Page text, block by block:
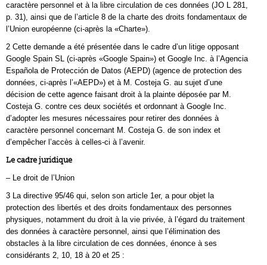
caractère personnel et à la libre circulation de ces données (JO L 281,
p. 31), ainsi que de l’article 8 de la charte des droits fondamentaux de
l’Union européenne (ci-après la «Charte»).
2 Cette demande a été présentée dans le cadre d’un litige opposant
Google Spain SL (ci-après «Google Spain») et Google Inc. à l’Agencia
Española de Protección de Datos (AEPD) (agence de protection des
données, ci-après l’«AEPD») et à M. Costeja G. au sujet d’une
décision de cette agence faisant droit à la plainte déposée par M.
Costeja G. contre ces deux sociétés et ordonnant à Google Inc.
d’adopter les mesures nécessaires pour retirer des données à
caractère personnel concernant M. Costeja G. de son index et
d’empêcher l’accès à celles-ci à l’avenir.
Le cadre juridique
– Le droit de l’Union
3 La directive 95/46 qui, selon son article 1er, a pour objet la
protection des libertés et des droits fondamentaux des personnes
physiques, notamment du droit à la vie privée, à l’égard du traitement
des données à caractère personnel, ainsi que l’élimination des
obstacles à la libre circulation de ces données, énonce à ses
considérants 2, 10, 18 à 20 et 25 :